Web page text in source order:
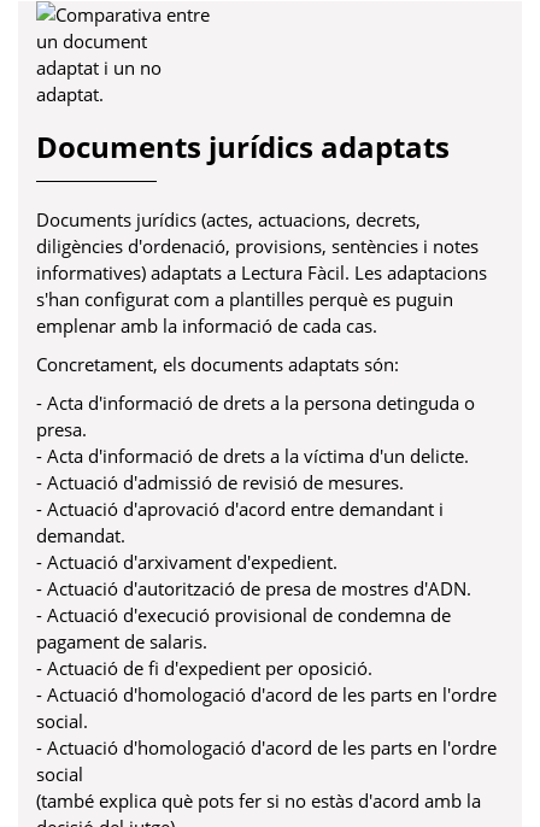
Documents jurídics adaptats
Documents jurídics (actes, actuacions, decrets,
diligències d'ordenació, provisions, sentències i notes
informatives) adaptats a Lectura Fàcil. Les adaptacions
s'han configurat com a plantilles perquè es puguin
emplenar amb la informació de cada cas.
Concretament, els documents adaptats són:
- Acta d'informació de drets a la persona detinguda o
presa.
- Acta d'informació de drets a la víctima d'un delicte.
- Actuació d'admissió de revisió de mesures.
- Actuació d'aprovació d'acord entre demandant i
demandat.
- Actuació d'arxivament d'expedient.
- Actuació d'autorització de presa de mostres d'ADN.
- Actuació d'execució provisional de condemna de
pagament de salaris.
- Actuació de fi d'expedient per oposició.
- Actuació d'homologació d'acord de les parts en l'ordre
social.
- Actuació d'homologació d'acord de les parts en l'ordre
social
(també explica què pots fer si no estàs d'acord amb la